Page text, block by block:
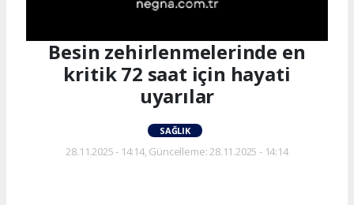
Besin zehirlenmelerinde en
kritik 72 saat için hayati
uyarılar
SAĞLIK
28.11.2025 - 14:14, Güncelleme: 28.11.2025 - 14:14